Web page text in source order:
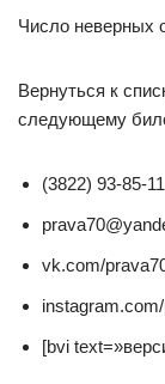
Число неверных
Вернуться к
следующему
(3822) 93-85-11
vk.com/
[bvi